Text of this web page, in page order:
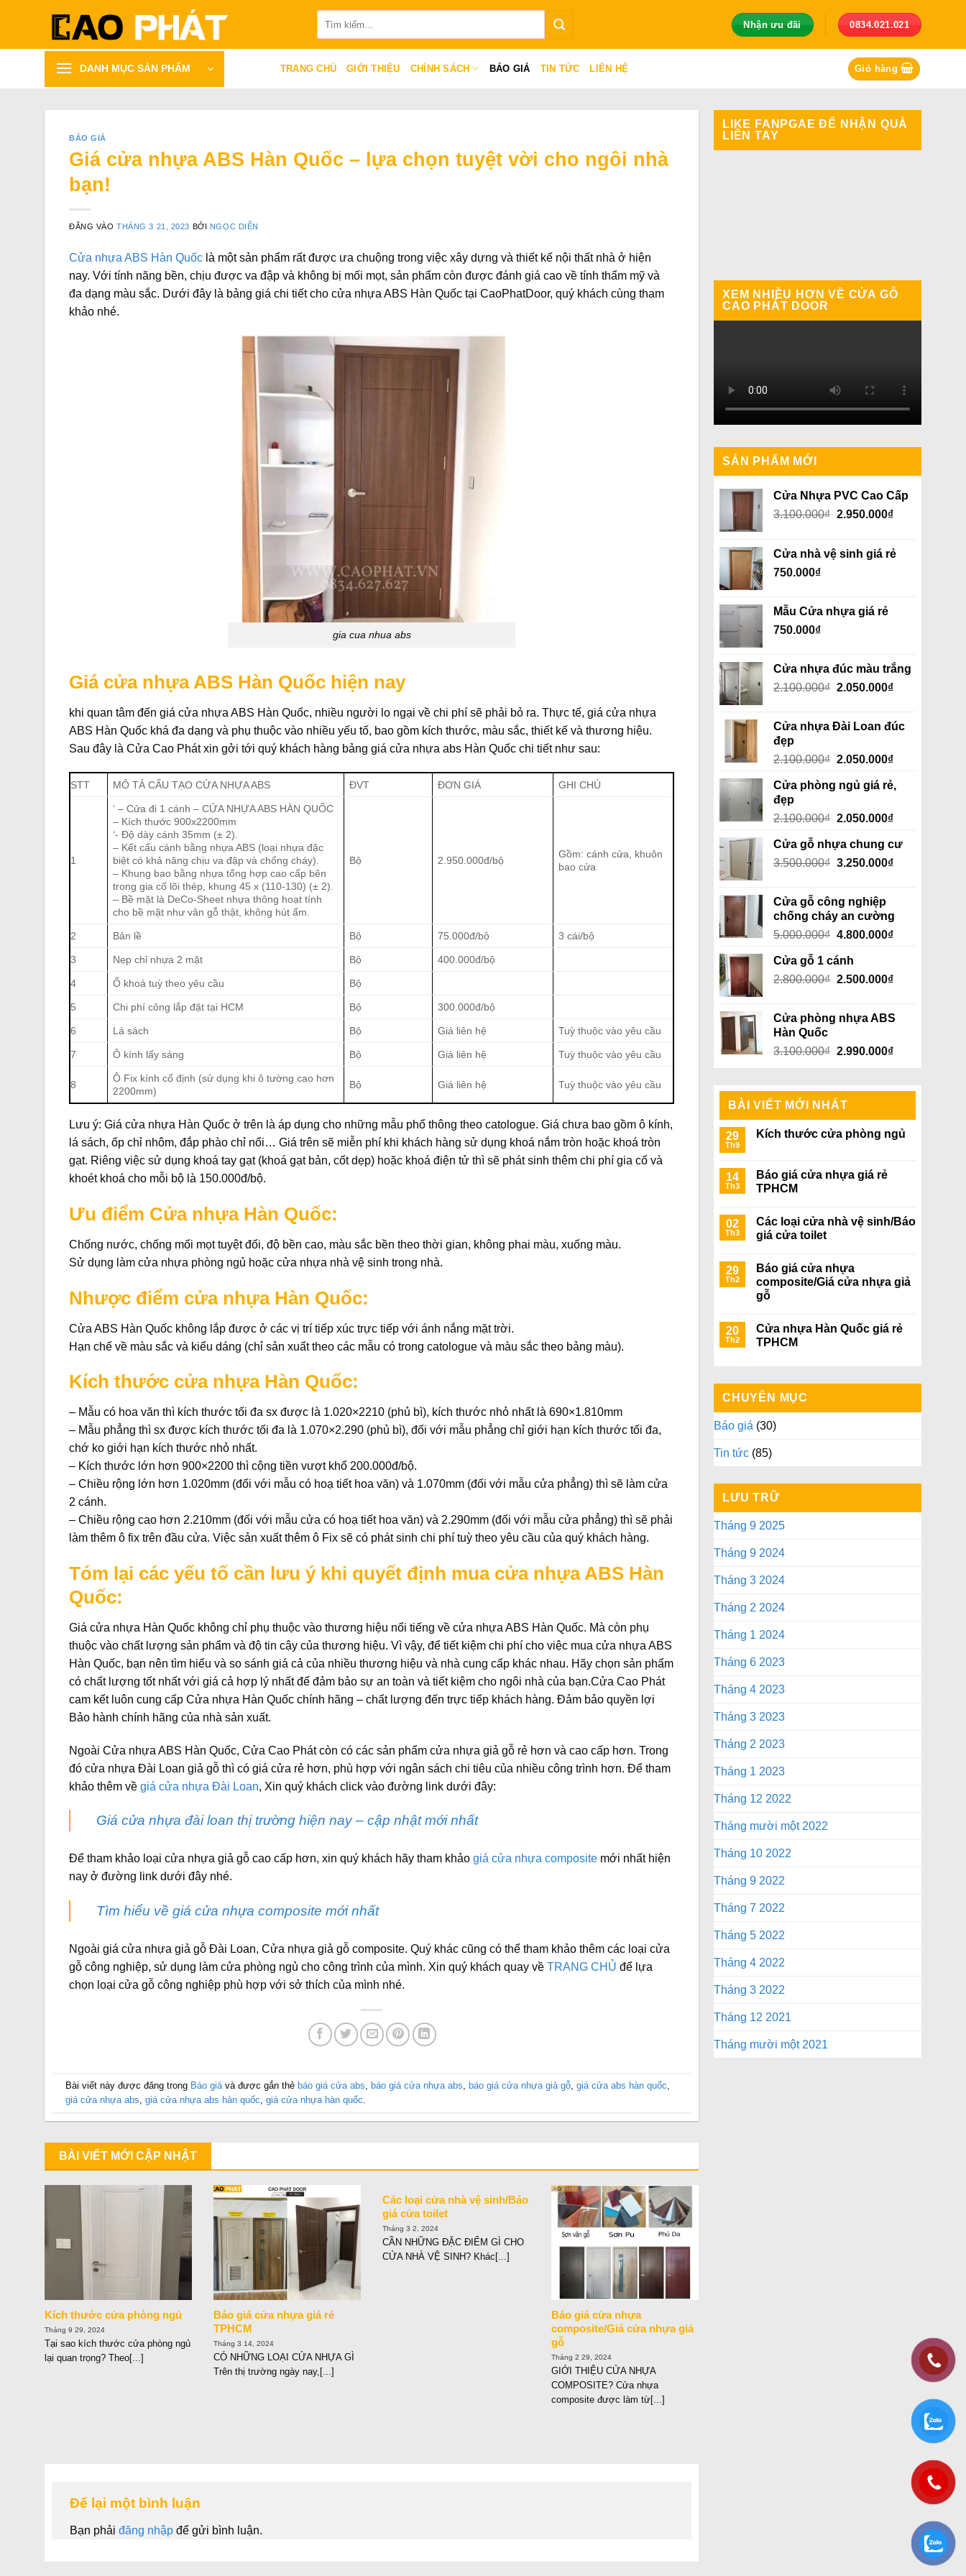
kiếm:
Nhận ưu đãi 0834.021.021
DANH MỤC SẢN PHẨM TRANG CHỦ GIỚI THIỆU CHÍNH SÁCH BÁO GIÁ TIN TỨC LIÊN HỆ Giỏ hàng
BÁO GIÁ
Giá cửa nhựa ABS Hàn Quốc – lựa chọn tuyệt vời cho ngôi nhà
bạn!
ĐĂNG VÀOTHÁNG 3 21, 2023 BỞI NGỌC DIỄN
Cửa nhựa ABS Hàn Quốc là một sản phẩm rất được ưa chuộng trong việc xây dựng và thiết kế nội thất nhà ở hiện
nay. Với tính năng bền, chịu được va đập và không bị mối mọt, sản phẩm còn được đánh giá cao về tính thẩm mỹ và
đa dạng màu sắc. Dưới đây là bảng giá chi tiết cho cửa nhựa ABS Hàn Quốc tại CaoPhatDoor, quý khách cùng tham
khảo nhé.
gia cua nhua abs
Giá cửa nhựa ABS Hàn Quốc hiện nay
khi quan tâm đến giá cửa nhựa ABS Hàn Quốc, nhiều người lo ngại về chi phí sẽ phải bỏ ra. Thực tế, giá cửa nhựa
ABS Hàn Quốc khá đa dạng và phụ thuộc vào nhiều yếu tố, bao gồm kích thước, màu sắc, thiết kế và thương hiệu.
Sau đây là Cửa Cao Phát xin gởi tới quý khách hàng bảng giá cửa nhựa abs Hàn Quốc chi tiết như sau:
STT MÔ TẢ CẤU TẠO CỬA NHỰA ABS ĐVT ĐƠN GIÁ GHI CHÚ
1
‘ – Cửa đi 1 cánh – CỬA NHỰA ABS HÀN QUỐC
– Kích thước 900x2200mm
‘- Độ dày cánh 35mm (± 2).
– Kết cấu cánh bằng nhựa ABS (loại nhựa đặc
biệt có khả năng chịu va đập và chống cháy).
– Khung bao bằng nhựa tổng hợp cao cấp bên
trong gia cố lõi thép, khung 45 x (110-130) (± 2).
– Bề mặt là DeCo-Sheet nhựa thông hoạt tính
cho bề mặt như vân gỗ thật, không hút ẩm.
Bộ 2.950.000đ/bộ
Gồm: cánh cửa, khuôn
bao cửa
2 Bản lề Bộ 75.000đ/bộ 3 cái/bộ
3 Nẹp chỉ nhựa 2 mặt Bộ 400.000đ/bộ
4 Ổ khoá tuỳ theo yêu cầu Bộ
5 Chi phí công lắp đặt tại HCM Bộ 300.000đ/bộ
6 Lá sách Bộ Giá liên hệ Tuỳ thuộc vào yêu cầu
7 Ô kính lấy sáng Bộ Giá liên hệ Tuỳ thuộc vào yêu cầu
8
Ô Fix kính cố định (sử dụng khi ô tường cao hơn
2200mm)
Bộ Giá liên hệ Tuỳ thuộc vào yêu cầu
Lưu ý: Giá cửa nhựa Hàn Quốc ở trên là áp dụng cho những mẫu phổ thông theo catologue. Giá chưa bao gồm ô kính,
lá sách, ốp chỉ nhôm, đắp phào chỉ nổi… Giá trên sẽ miễn phí khi khách hàng sử dụng khoá nắm tròn hoặc khoá tròn
gạt. Riêng việc sử dụng khoá tay gạt (khoá gạt bản, cốt dẹp) hoặc khoá điện tử thì sẽ phát sinh thêm chi phí gia cố và
khoét khoá cho mỗi bộ là 150.000đ/bộ.
Ưu điểm Cửa nhựa Hàn Quốc:
Chống nước, chống mối mọt tuyệt đối, độ bền cao, màu sắc bền theo thời gian, không phai màu, xuống màu.
Sử dụng làm cửa nhựa phòng ngủ hoặc cửa nhựa nhà vệ sinh trong nhà.
Nhược điểm cửa nhựa Hàn Quốc:
Cửa ABS Hàn Quốc không lắp được ở các vị trí tiếp xúc trực tiếp với ánh nắng mặt trời.
Hạn chế về màu sắc và kiểu dáng (chỉ sản xuất theo các mẫu có trong catologue và màu sắc theo bảng màu).
Kích thước cửa nhựa Hàn Quốc:
– Mẫu có hoa văn thì kích thước tối đa sx được là 1.020×2210 (phủ bì), kích thước nhỏ nhất là 690×1.810mm
– Mẫu phẳng thì sx được kích thước tối đa là 1.070×2.290 (phủ bì), đối với mẫu phẳng chỉ giới hạn kích thước tối đa,
chớ ko giới hạn kích thước nhỏ nhất.
– Kích thước lớn hơn 900×2200 thì cộng tiền vượt khổ 200.000đ/bộ.
– Chiều rộng lớn hơn 1.020mm (đối với mẫu có hoạ tiết hoa văn) và 1.070mm (đối với mẫu cửa phẳng) thì sẽ làm cửa
2 cánh.
– Chiều rộng cao hơn 2.210mm (đối với mẫu cửa có hoạ tiết hoa văn) và 2.290mm (đối với mẫu cửa phẳng) thì sẽ phải
làm thêm ô fix trên đầu cửa. Việc sản xuất thêm ô Fix sẽ có phát sinh chi phí tuỳ theo yêu cầu của quý khách hàng.
Tóm lại các yếu tố cần lưu ý khi quyết định mua cửa nhựa ABS Hàn
Quốc:
Giá cửa nhựa Hàn Quốc không chỉ phụ thuộc vào thương hiệu nổi tiếng về cửa nhựa ABS Hàn Quốc. Mà còn phụ
thuộc vào chất lượng sản phẩm và độ tin cậy của thương hiệu. Vì vậy, để tiết kiệm chi phí cho việc mua cửa nhựa ABS
Hàn Quốc, bạn nên tìm hiểu và so sánh giá cả của nhiều thương hiệu và nhà cung cấp khác nhau. Hãy chọn sản phẩm
có chất lượng tốt nhất với giá cả hợp lý nhất để đảm bảo sự an toàn và tiết kiệm cho ngôi nhà của bạn.Cửa Cao Phát
cam kết luôn cung cấp Cửa nhựa Hàn Quốc chính hãng – chất lượng đến trực tiếp khách hàng. Đảm bảo quyền lợi
Bảo hành chính hãng của nhà sản xuất.
Ngoài Cửa nhựa ABS Hàn Quốc, Cửa Cao Phát còn có các sản phẩm cửa nhựa giả gỗ rẻ hơn và cao cấp hơn. Trong
đó cửa nhựa Đài Loan giả gỗ thì có giá cửa rẻ hơn, phù hợp với ngân sách chi tiêu của nhiều công trình hơn. Để tham
khảo thêm về giá cửa nhựa Đài Loan, Xin quý khách click vào đường link dưới đây:
Giá cửa nhựa đài loan thị trường hiện nay – cập nhật mới nhất
Để tham khảo loại cửa nhựa giả gỗ cao cấp hơn, xin quý khách hãy tham khảo giá cửa nhựa composite mới nhất hiện
nay ở đường link dưới đây nhé.
Tìm hiểu về giá cửa nhựa composite mới nhất
Ngoài giá cửa nhựa giả gỗ Đài Loan, Cửa nhựa giả gỗ composite. Quý khác cũng có thể tham khảo thêm các loại cửa
gỗ công nghiệp, sử dụng làm cửa phòng ngủ cho công trình của mình. Xin quý khách quay về TRANG CHỦ để lựa
chọn loại cửa gỗ công nghiệp phù hợp với sở thích của mình nhé.
Bài viết này được đăng trong Báo giá và được gắn thẻbáo giá cửa abs ,báo giá cửa nhựa abs ,báo giá cửa nhựa giả gỗ ,giá cửa abs hàn quốc
giá cửa nhựa abs ,giá cửa nhựa abs hàn quốc ,giá cửa nhựa hàn quốc
BÀI VIẾT MỚI CẬP NHẬT
Kích thước cửa phòng ngủ
Tháng 9 29, 2024
Tại sao kích thước cửa phòng ngủ
lại quan trọng? Theo[...]
Báo giá cửa nhựa giá rẻ
TPHCM
Tháng 3 14, 2024
CÓ NHỮNG LOẠI CỬA NHỰA GÌ
Trên thị trường ngày nay,[...]
Các loại cửa nhà vệ sinh/Báo
giá cửa toilet
Tháng 3 2, 2024
CẦN NHỮNG ĐẶC ĐIỂM GÌ CHO
CỬA NHÀ VỆ SINH? Khác[...]
Báo giá cửa nhựa
composite/Giá cửa nhựa giả
gỗ
Tháng 2 29, 2024
GIỚI THIỆU CỬA NHỰA
COMPOSITE? Cửa nhựa
composite được làm từ[...]
Để lại một bình luận
Bạn phải đăng nhập để gửi bình luận.
LIKE FANPGAE ĐỂ NHẬN QUÀ
LIỀN TAY
XEM NHIỀU HƠN VỀ CỬA GỖ
CAO PHÁT DOOR
SẢN PHẨM MỚI
Cửa Nhựa PVC Cao Cấp
3.100.000₫ Giá
3.100.000₫.
2.950.000₫Giá
là:
Cửa nhà vệ sinh giá rẻ
750.000₫
Mẫu Cửa nhựa giá rẻ
750.000₫
Cửa nhựa đúc màu trắng
2.100.000₫ Giá
2.100.000₫.
2.050.000₫Giá
là:
Cửa nhựa Đài Loan đúc
đẹp
2.100.000₫ Giá
là:
2.050.000₫Giá
tại
2.050.000₫.
Cửa phòng ngủ giá rẻ,
đẹp
2.100.000₫ Giá
là:
2.100.000₫.
2.050.000₫Giá
tại
là:
Cửa gỗ nhựa chung cư
3.500.000₫ Giá
3.500.000₫.
3.250.000₫Giá
3.250.000₫.
Cửa gỗ công nghiệp
chống cháy an cường
5.000.000₫ Giá
là:
5.000.000₫.
4.800.000₫Giá
là:
Cửa gỗ 1 cánh
2.800.000₫ Giá
2.800.000₫.
2.500.000₫Giá
là:
Cửa phòng nhựa ABS
Hàn Quốc
3.100.000₫ Giá
3.100.000₫.
2.990.000₫Giá
BÀI VIẾT MỚI NHẤT
29
Th9
Kích thước cửa phòng ngủ
14
Th3
Báo giá cửa nhựa giá rẻ
TPHCM
02
Th3
Các loại cửa nhà vệ sinh/Báo
giá cửa toilet
29
Th2
Báo giá cửa nhựa
composite/Giá cửa nhựa giả
gỗ
20
Th2
Cửa nhựa Hàn Quốc giá rẻ
TPHCM
CHUYÊN MỤC
Báo giá (30)
Tin tức (85)
LƯU TRỮ
Tháng 9 2025
Tháng 9 2024
Tháng 3 2024
Tháng 2 2024
Tháng 1 2024
Tháng 6 2023
Tháng 4 2023
Tháng 3 2023
Tháng 2 2023
Tháng 1 2023
Tháng 12 2022
Tháng mười một 2022
Tháng 10 2022
Tháng 9 2022
Tháng 7 2022
Tháng 5 2022
Tháng 4 2022
Tháng 3 2022
Tháng 12 2021
Tháng mười một 2021